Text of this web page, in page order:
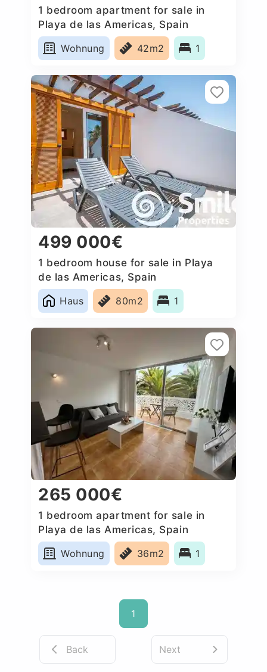
1 bedroom apartment for sale in
Playa de las Americas, Spain
Wohnung
42m2 1
499 000€
1 bedroom house for sale in Playa
de las Americas, Spain
Haus
80m2 1
265 000€
1 bedroom apartment for sale in
Playa de las Americas, Spain
Wohnung
36m2 1
1
Back Next